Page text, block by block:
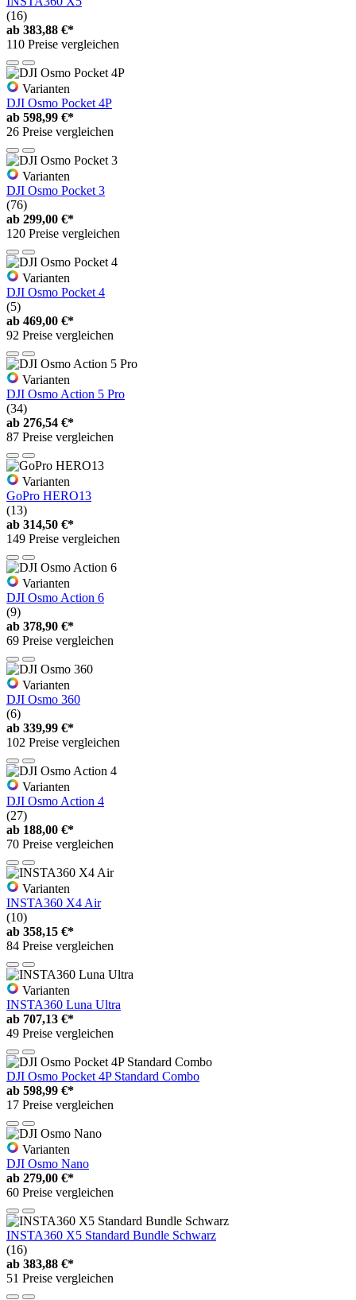
(16)
ab 383,88 €*
110 Preise vergleichen
Varianten
DJI Osmo Pocket 4P
ab 598,99 €*
26 Preise vergleichen
Varianten
DJI Osmo Pocket 3
(76)
ab 299,00 €*
120 Preise vergleichen
Varianten
DJI Osmo Pocket 4
(5)
ab 469,00 €*
92 Preise vergleichen
Varianten
DJI Osmo Action 5 Pro
(34)
ab 276,54 €*
87 Preise vergleichen
Varianten
GoPro HERO13
(13)
ab 314,50 €*
149 Preise vergleichen
Varianten
DJI Osmo Action 6
(9)
ab 378,90 €*
69 Preise vergleichen
Varianten
DJI Osmo 360
(6)
ab 339,99 €*
102 Preise vergleichen
Varianten
DJI Osmo Action 4
(27)
ab 188,00 €*
70 Preise vergleichen
Varianten
INSTA360 X4 Air
(10)
ab 358,15 €*
84 Preise vergleichen
Varianten
INSTA360 Luna Ultra
ab 707,13 €*
49 Preise vergleichen
DJI Osmo Pocket 4P Standard Combo
ab 598,99 €*
17 Preise vergleichen
Varianten
DJI Osmo Nano
ab 279,00 €*
60 Preise vergleichen
INSTA360 X5 Standard Bundle Schwarz
(16)
ab 383,88 €*
51 Preise vergleichen